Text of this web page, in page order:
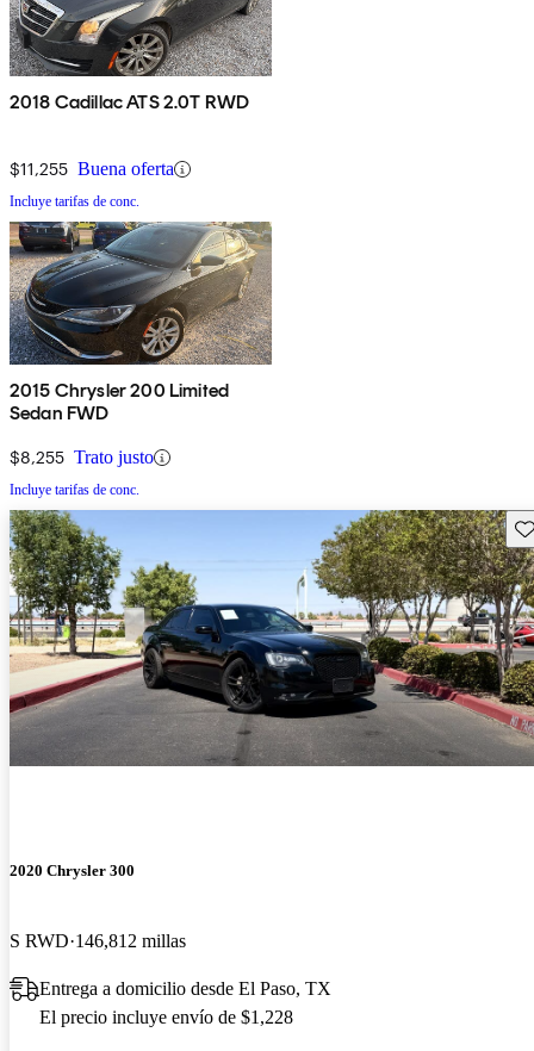
2018 Cadillac ATS 2.0T RWD
$11,255 Buena oferta
Incluye tarifas de conc.
2015 Chrysler 200 Limited
Sedan FWD
$8,255 Trato justo
Incluye tarifas de conc.
2020 Chrysler 300
S RWD 146,812 millas
Entrega a domicilio desde El Paso, TX
El precio incluye envío de $1,228